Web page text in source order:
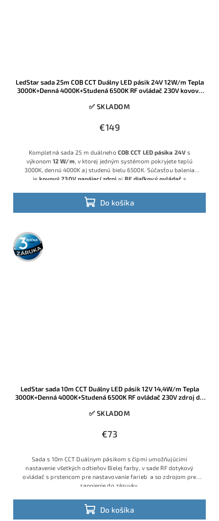
LedStar sada 25m COB CCT Duálny LED pásik 24V 12W/m Tepla
3000K+Denná 4000K+Studená 6500K RF ovládač 230V kovový
✅ SKLADOM
€149
Do košíka
Kompletná sada 25 m duálneho COB CCT LED pásika 24Vs
výkonom 12 W/m, v ktorej jedným systémom pokryjete teplú
3000K, dennú 4000K aj studenú bielu 6500K. Súčasťou balenia
je kovový 230V napájací zdroj aj RF diaľkový ovládač s
flexibilné osvetlenie obytných aj komerčných interiérov.
3 roky
záruka
LedStar sada 10m CCT Duálny LED pásik 12V 14,4W/m Tepla
3000K+Denná 4000K+Studená 6500K RF ovládač 230V zdroj do
✅ SKLADOM
€73
Do košíka
Sada s 10m CCT Duálnym pásikom s čipmi umožňujúcimi
nastavenie všetkých odtieňov Bielej farby, v sade RF dotykový
ovládač s prstencom pre nastavovanie farieb a so zdrojom pre
zapojenie do zásuvky.